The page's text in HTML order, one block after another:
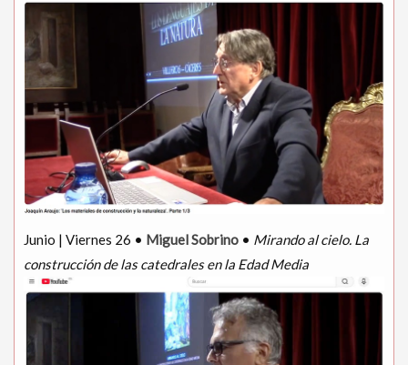
Junio | Viernes 26 • Miguel Sobrino • Mirando al cielo. La
construcción de las catedrales en la Edad Media